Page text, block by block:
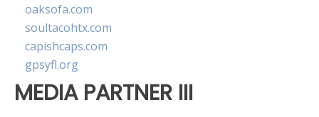
oaksofa.com
soultacohtx.com
capishcaps.com
gpsyfl.org
MEDIA PARTNER III